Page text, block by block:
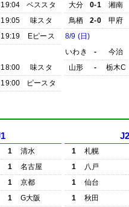
19:04
ベススタ
19:05
味スタ
19:19
Eピース
18:00
味スタ
19:00 ピースタ
大分
0-1
湘南
鳥栖
2-0
甲府
8/9 (日)
いわき
-
今治
山形
- 栃木C
1
清水
1
名古屋
1
京都
1
G大阪
1
札幌
1
八戸
1
仙台
1
秋田